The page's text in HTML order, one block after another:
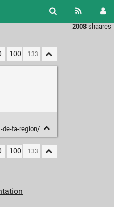
2008 shaares
100
ta-region/
100